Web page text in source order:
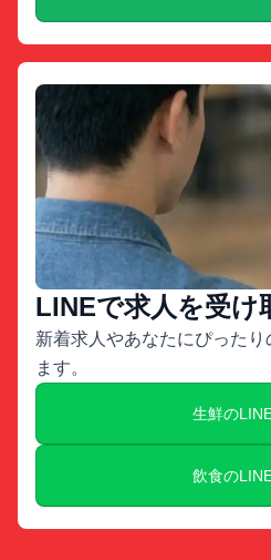
LINEで求人を受け
新着求人やあなたにぴった
ます。
生鮮の
飲食の